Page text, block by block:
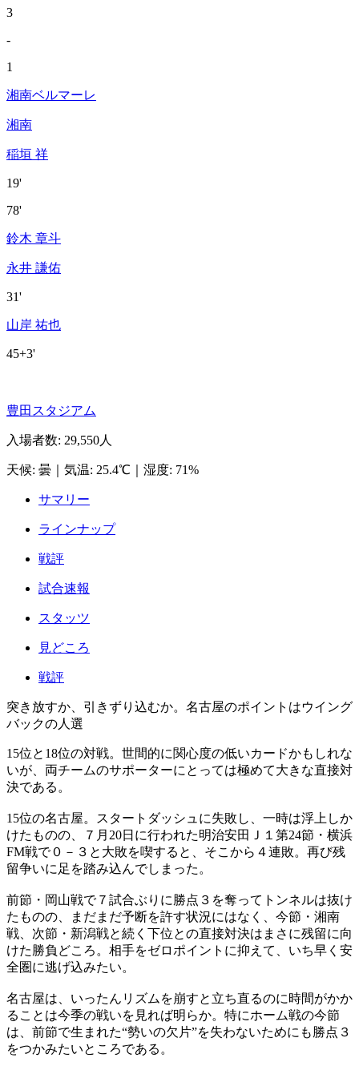
3
-
1
湘南ベルマーレ
湘南
稲垣 祥
19'
78'
鈴木 章斗
永井 謙佑
31'
山岸 祐也
45+3'
豊田スタジアム
入場者数: 29,550人
天候: 曇 気温: 25.4℃ 湿度: 71%
サマリー
ラインナップ
戦評
試合速報
スタッツ
見どころ
戦評
突き放すか、引きずり込むか。名古屋のポイントはウイング
バックの人選
15位と18位の対戦。世間的に関心度の低いカードかもしれな
いが、両チームのサポーターにとっては極めて大きな直接対
決である。
15位の名古屋。スタートダッシュに失敗し、一時は浮上しか
けたものの、７月20日に行われた明治安田Ｊ１第24節・横浜
FM戦で０－３と大敗を喫すると、そこから４連敗。再び残
留争いに足を踏み込んでしまった。
前節・岡山戦で７試合ぶりに勝点３を奪ってトンネルは抜け
たものの、まだまだ予断を許す状況にはなく、今節・湘南
戦、次節・新潟戦と続く下位との直接対決はまさに残留に向
けた勝負どころ。相手をゼロポイントに抑えて、いち早く安
全圏に逃げ込みたい。
名古屋は、いったんリズムを崩すと立ち直るのに時間がかか
ることは今季の戦いを見れば明らか。特にホーム戦の今節
は、前節で生まれた“勢いの欠片”を失わないためにも勝点３
をつかみたいところである。